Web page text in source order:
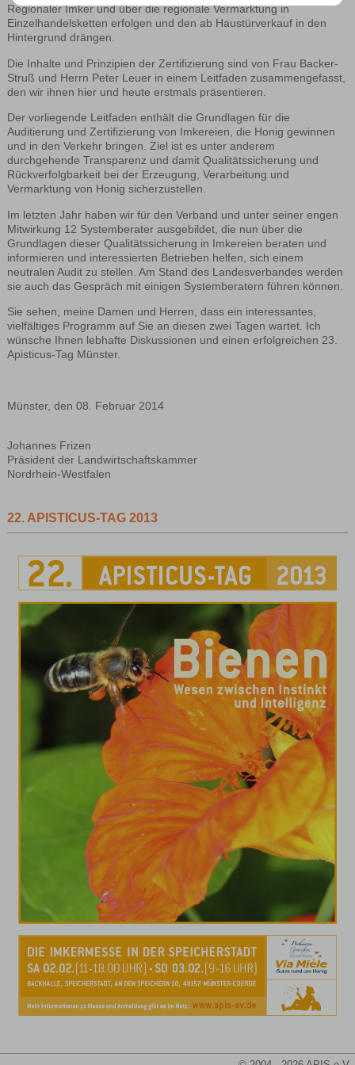
Regionaler Imker und über die regionale Vermarktung in
Einzelhandelsketten erfolgen und den ab Haustürverkauf in den
Hintergrund drängen.
Die Inhalte und Prinzipien der Zertifizierung sind von Frau Backer-
Struß und Herrn Peter Leuer in einem Leitfaden zusammengefasst,
den wir ihnen hier und heute erstmals präsentieren.
Der vorliegende Leitfaden enthält die Grundlagen für die
Auditierung und Zertifizierung von Imkereien, die Honig gewinnen
und in den Verkehr bringen. Ziel ist es unter anderem
durchgehende Transparenz und damit Qualitätssicherung und
Rückverfolgbarkeit bei der Erzeugung, Verarbeitung und
Vermarktung von Honig sicherzustellen.
Im letzten Jahr haben wir für den Verband und unter seiner engen
Mitwirkung 12 Systemberater ausgebildet, die nun über die
Grundlagen dieser Qualitätssicherung in Imkereien beraten und
informieren und interessierten Betrieben helfen, sich einem
neutralen Audit zu stellen. Am Stand des Landesverbandes werden
sie auch das Gespräch mit einigen Systemberatern führen können.
Sie sehen, meine Damen und Herren, dass ein interessantes,
vielfältiges Programm auf Sie an diesen zwei Tagen wartet. Ich
wünsche Ihnen lebhafte Diskussionen und einen erfolgreichen 23.
Apisticus-Tag Münster.
Münster, den 08. Februar 2014
Johannes Frizen
Präsident der Landwirtschaftskammer
Nordrhein-Westfalen
22. APISTICUS-TAG 2013